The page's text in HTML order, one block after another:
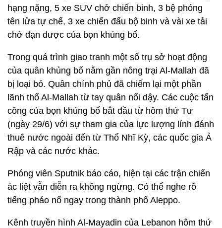
hạng nặng, 5 xe SUV chở chiến binh, 3 bệ phóng
tên lửa tự chế, 3 xe chiến đấu bộ binh và vài xe tải
chở đạn dược của bọn khủng bố.
Trong quá trình giao tranh một số trụ sở hoạt động
của quân khủng bố nằm gần nông trại Al-Mallah đã
bị loại bỏ. Quân chính phủ đã chiếm lại một phần
lãnh thổ Al-Mallah từ tay quân nổi dậy. Các cuộc tấn
công của bọn khủng bố bắt đầu từ hôm thứ Tư
(ngày 29/6) với sự tham gia của lực lượng lính đánh
thuê nước ngoài đến từ Thổ Nhĩ Kỳ, các quốc gia Ả
Rập và các nước khác.
Phóng viên Sputnik báo cáo, hiện tại các trận chiến
ác liệt vẫn diễn ra không ngừng. Có thể nghe rõ
tiếng pháo nổ ngay trong thành phố Aleppo.
Kênh truyền hình Al-Mayadin của Lebanon hôm thứ